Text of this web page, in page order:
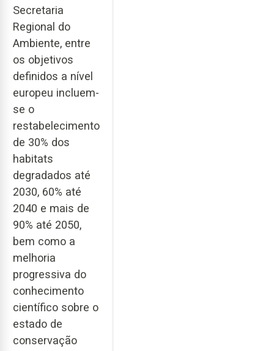
Secretaria
Regional do
Ambiente, entre
os objetivos
definidos a nível
europeu incluem-
se o
restabelecimento
de 30% dos
habitats
degradados até
2030, 60% até
2040 e mais de
90% até 2050,
bem como a
melhoria
progressiva do
conhecimento
científico sobre o
estado de
conservação